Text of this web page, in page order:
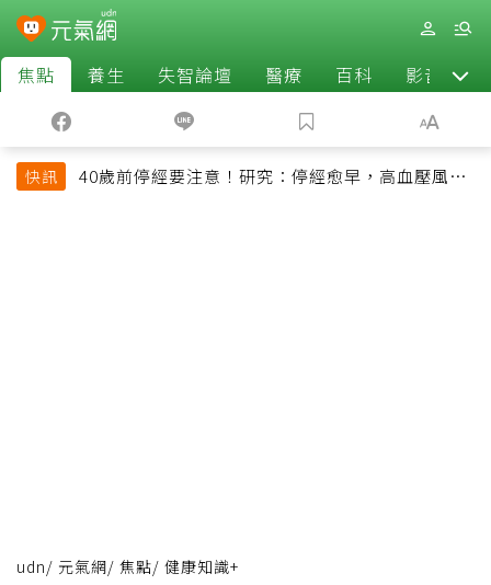
焦點 養生 失智論壇 醫療 百科 影音
快訊
40歲前停經要注意！研究：停經愈早，高血壓風險
udn/ 元氣網/ 焦點/ 健康知識+